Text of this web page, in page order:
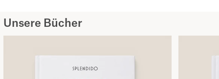
Unsere Bücher
Kochbuch SPLENDIDO APERITIVO